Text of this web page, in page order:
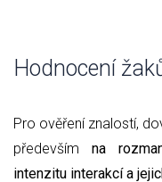
Hodnocení
Pro ověření znalostí,
především na
intenzitu interakcí a